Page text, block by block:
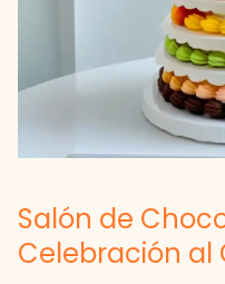
Salón de
Celebración al